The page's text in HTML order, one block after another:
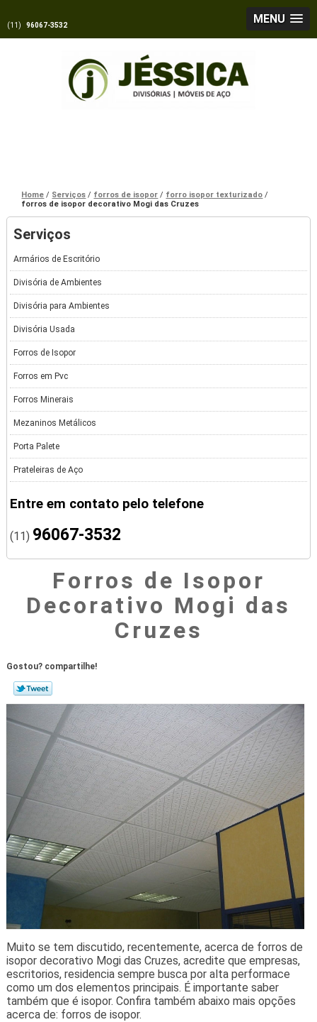
MENU
(11) 96067-3532
Home Serviços forros de isopor
forro isopor texturizado
forros de isopor decorativo Mogi das Cruzes
Serviços
Armários de Escritório
Divisória de Ambientes
Divisória para Ambientes
Divisória Usada
Forros de Isopor
Forros em Pvc
Forros Minerais
Mezaninos Metálicos
Porta Palete
Prateleiras de Aço
Entre em contato pelo telefone
(11) 96067-3532
Forros de Isopor
Decorativo Mogi das
Cruzes
Gostou? compartilhe!
Muito se tem discutido, recentemente, acerca de forros de
isopor decorativo Mogi das Cruzes, acredite que empresas,
escritorios, residencia sempre busca por alta performace
como um dos elementos principais. É importante saber
também que é isopor. Confira também abaixo mais opções
acerca de: forros de isopor.